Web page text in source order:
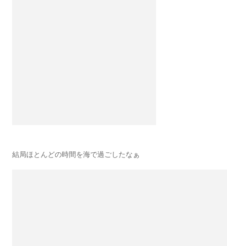
結局ほとんどの時間を海で過ごしたなぁ